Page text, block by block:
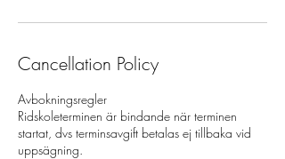
Cancellation Policy
Avbokningsregler
Ridskoleterminen är bindande när terminen
startat, dvs terminsavgift betalas ej tillbaka vid
uppsägning.